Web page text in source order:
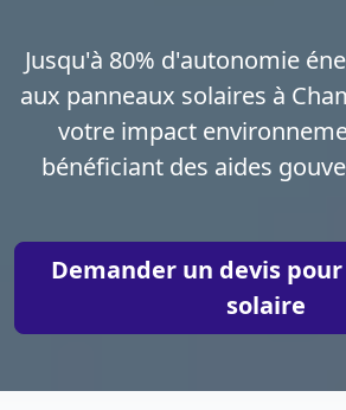
Jusqu'à 80% d'autonomie
aux panneaux solaires à
votre impact
bénéficiant des aides
Demander un devis
solaire